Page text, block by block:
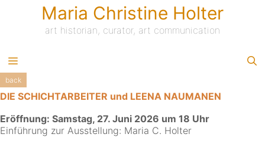
Maria Christine Holter
art historian, curator, art communication
back
DIE SCHICHTARBEITER und LEENA NAUMANEN
Eröffnung: Samstag, 27. Juni 2026 um 18 Uhr
Einführung zur Ausstellung: Maria C. Holter